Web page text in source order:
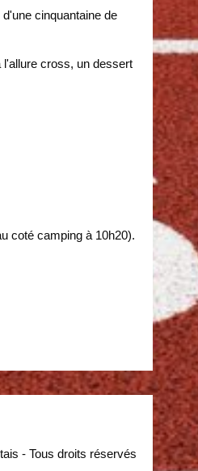
cinquantaine de
l'allure cross, un dessert
coté camping à 10h20).
- Tous droits réservés